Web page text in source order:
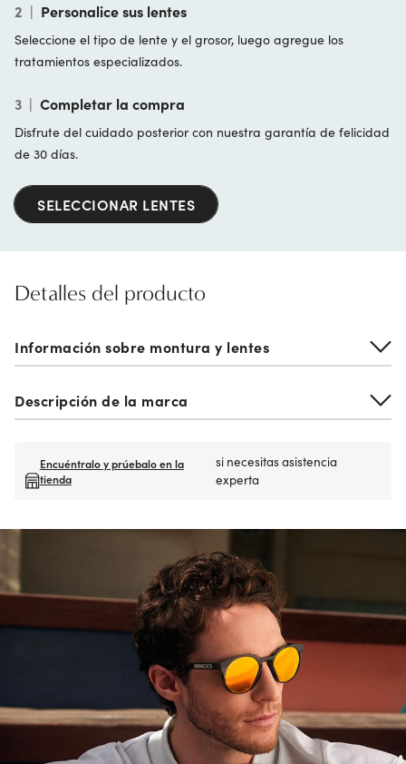
2 | Personalice sus lentes
Seleccione el tipo de lente y el grosor, luego agregue los
tratamientos especializados.
3 | Completar la compra
Disfrute del cuidado posterior con nuestra garantía de felicidad
de 30 días.
SELECCIONAR LENTES
Detalles del producto
Información sobre montura y lentes
Descripción de la marca
Encuéntralo y prúebalo en la
tienda
si necesitas asistencia
experta